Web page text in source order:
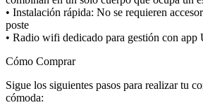
• Instalación rápida: No se requieren
poste
• Radio wifi dedicado para gestión con app
Cómo Comprar
Sigue los siguientes pasos para realizar tu
cómoda: